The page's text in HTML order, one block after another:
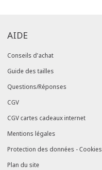
AIDE
Conseils d'achat
Guide des tailles
Questions/Réponses
CGV
CGV cartes cadeaux internet
Mentions légales
Protection des données - Cookies
Plan du site